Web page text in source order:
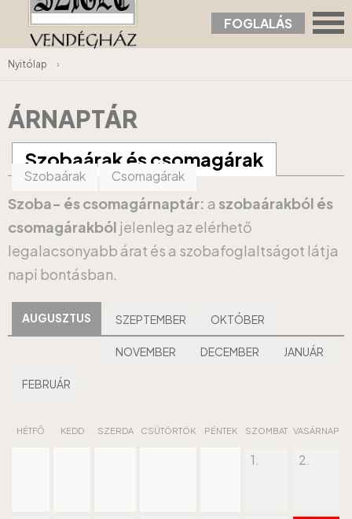
FOGLALÁS
Nyitólap ›
ÁRNAPTÁR
Szobaárak és csomagárak
Szobaárak Csomagárak
Szoba- és csomagárnaptár: a szobaárakból és
csomagárakból jelenleg az elérhető
legalacsonyabb árat és a szobafoglaltságot látja
napi bontásban.
AUGUSZTUS SZEPTEMBER OKTÓBER
NOVEMBER DECEMBER JANUÁR
FEBRUÁR
HÉTFŐ KEDD SZERDA CSÜTÖRTÖK PÉNTEK SZOMBAT VASÁRNAP
1. 2.